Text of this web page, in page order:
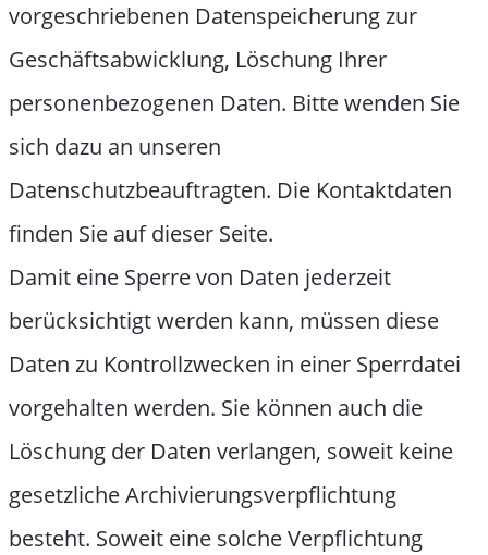
vorgeschriebenen Datenspeicherung zur
Geschäftsabwicklung, Löschung Ihrer
personenbezogenen Daten. Bitte wenden Sie
sich dazu an unseren
Datenschutzbeauftragten. Die Kontaktdaten
finden Sie auf dieser Seite.
Damit eine Sperre von Daten jederzeit
berücksichtigt werden kann, müssen diese
Daten zu Kontrollzwecken in einer Sperrdatei
vorgehalten werden. Sie können auch die
Löschung der Daten verlangen, soweit keine
gesetzliche Archivierungsverpflichtung
besteht. Soweit eine solche Verpflichtung